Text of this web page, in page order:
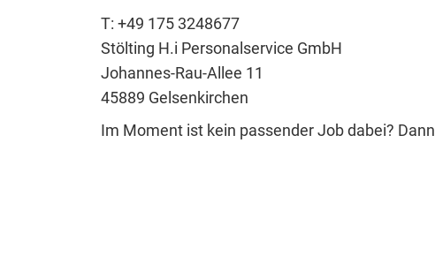
T: +49 175 3248677
Stölting H.i Personalservice GmbH
Johannes-Rau-Allee 11
45889 Gelsenkirchen
Im Moment ist kein passender Job dabei? Dann